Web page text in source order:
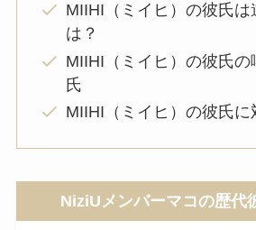
MIIHI（ミイヒ）の彼氏は
は？
MIIHI（ミイヒ）の彼氏の
氏
MIIHI（ミイヒ）の彼氏
NiziUメンバーマコの歴代